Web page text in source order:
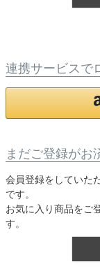
連携サービスで
まだご登録がお
会員登録をしていた
です。
お気に入り商品をご
す。